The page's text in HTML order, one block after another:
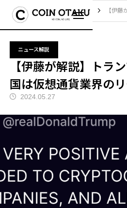
ブログ ニュース解説 【伊藤が解説
ニュース解説
【伊藤が解説】トラ
国は仮想通貨業界の
2024.05.27